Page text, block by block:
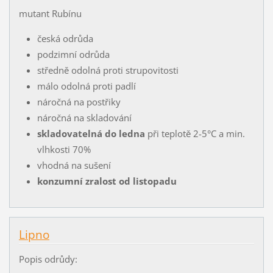
mutant Rubínu
česká odrůda
podzimní odrůda
středně odolná proti strupovitosti
málo odolná proti padlí
náročná na postřiky
náročná na skladování
skladovatelná do ledna při teplotě 2-5°C a min.
vlhkosti 70%
vhodná na sušení
konzumní zralost od listopadu
Lipno
Popis odrůdy: